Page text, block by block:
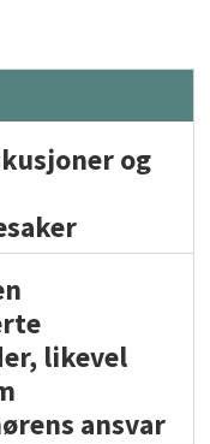
og
likevel
ansvar